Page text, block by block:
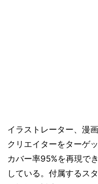
イラストレーター、漫
クリエイターをターゲ
カバー率95%を再現で
している。付属するス